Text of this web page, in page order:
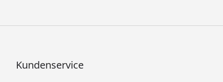
Weka 28 mm Gartenhaus 112 Gr. 6
Fundamentplan
Kundenservice